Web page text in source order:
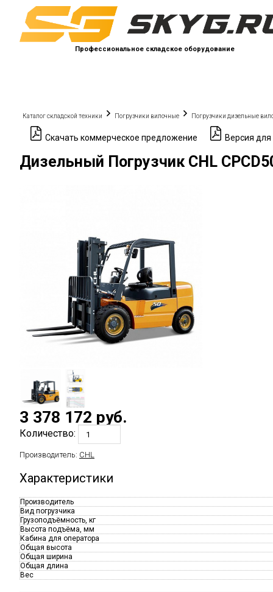
Профессиональное складское оборудование
Каталог складской техники Погрузчики вилочные Погрузчики дизельные
Скачать коммерческое предложение Версия
Дизельный Погрузчик CHL
3 378 172 руб.
Количество:
Производитель: CHL
Характеристики
Производитель
Вид погрузчика
Грузоподъёмность, кг
Высота подъёма, мм
Кабина для оператора
Общая высота
Общая ширина
Общая длина
Вес